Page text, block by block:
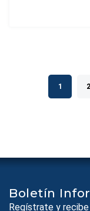
1 2
Boletín
Regístrate y